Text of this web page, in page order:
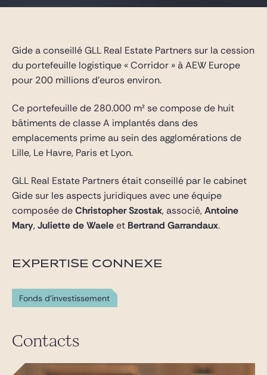
Gide a conseillé GLL Real Estate Partners sur la cession
du portefeuille logistique « Corridor » à AEW Europe
pour 200 millions d’euros environ.
Ce portefeuille de 280.000 m² se compose de huit
bâtiments de classe A implantés dans des
emplacements prime au sein des agglomérations de
Lille, Le Havre, Paris et Lyon.
GLL Real Estate Partners était conseillé par le cabinet
Gide sur les aspects juridiques avec une équipe
composée deChristopher Szostak, associé,Antoine
Mary,Juliette de Waeleet Bertrand Garrandaux.
EXPERTISE CONNEXE
Fonds d'investissement
Contacts